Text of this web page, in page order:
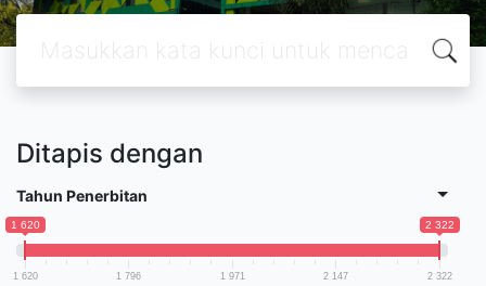
Ditapis dengan
Tahun Penerbitan
1 620 2 322
1 620 1 796 1 971 2 147 2 322